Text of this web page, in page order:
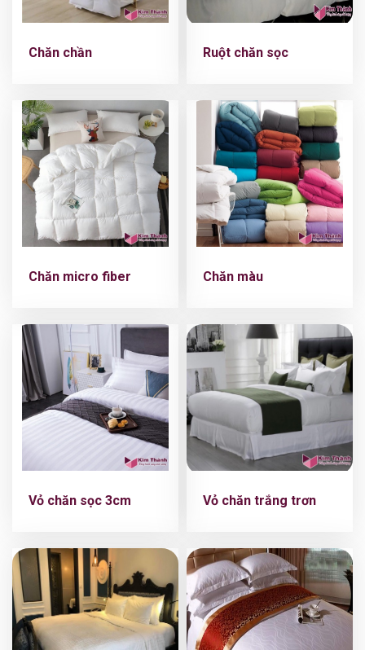
Chăn chần Ruột chăn sọc
Chăn micro fiber Chăn màu
Vỏ chăn sọc 3cm Vỏ chăn trắng trơn